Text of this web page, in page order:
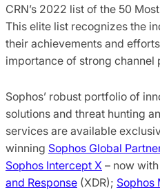
CRN’s 2022 list of the 50
This elite list recognizes the
their achievements and
importance of strong channel
Sophos’ robust portfolio of
solutions and threat hunting
services are available
winning Sophos Global
Sophos Intercept X – now with
and Response (XDR); Sophos